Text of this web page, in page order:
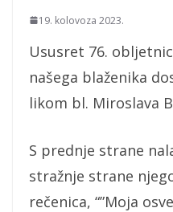
19. kolovoza 2023.
Ususret 76.
našega blaženika
likom bl. Miroslava
S prednje strane
stražnje strane
rečenica, “”Moja